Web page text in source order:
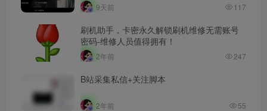
9天前 117
刷机助手，卡密永久解锁刷机维修无需账号
密码-维修人员值得拥有！
2年前 247
B站采集私信+关注脚本
2年前 55